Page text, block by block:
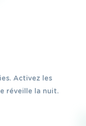
Activez les
réveille la nuit.